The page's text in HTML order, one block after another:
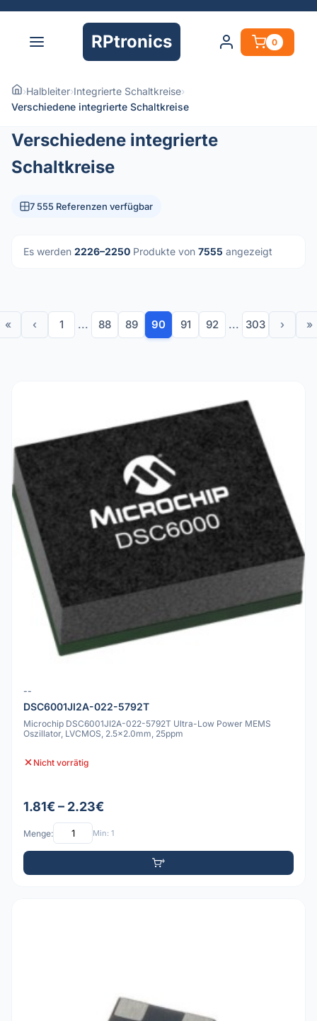
RPtronics 0
›Halbleiter›Integrierte Schaltkreise›
Verschiedene integrierte Schaltkreise
Verschiedene integrierte
Schaltkreise
7 555 Referenzen verfügbar
Es werden 2226–2250 Produkte von 7555 angezeigt
« ‹ 1 ... 88 89 90 91 92 ... 303 › »
--
DSC6001JI2A-022-5792T
Microchip DSC6001JI2A-022-5792T Ultra-Low Power MEMS
Oszillator, LVCMOS, 2.5x2.0mm, 25ppm
Nicht vorrätig
1.81€ – 2.23€
Menge: Min: 1